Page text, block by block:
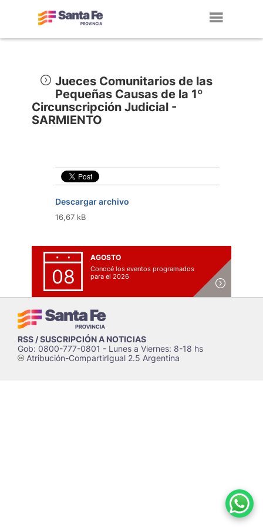
Jueces Comunitarios de las
Pequeñas Causas de la 1º
Circunscripción Judicial -
SARMIENTO
Descargar archivo
16,67 kB
08
AGOSTO
Conocé los eventos programados
para el 2026
RSS / SUSCRIPCIÓN A NOTICIAS
Gob: 0800-777-0801 - Lunes a Viernes: 8-18 hs
cAtribución-CompartirIgual 2.5 Argentina